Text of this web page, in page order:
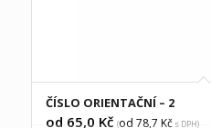
ČÍSLO ORIENTAČNÍ – 2
od 65,0 Kč (od 78,7 Kčs DPH)